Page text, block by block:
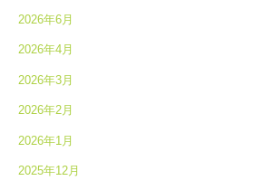
2026年6月
2026年4月
2026年3月
2026年2月
2026年1月
2025年12月